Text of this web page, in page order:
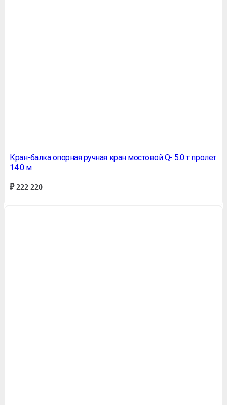
Кран-балка опорная ручная кран мостовой Q- 5.0 т пролет
14.0 м
₽222 220